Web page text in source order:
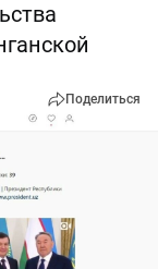
Поделиться